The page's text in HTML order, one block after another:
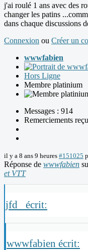
j'ai roulé 1 ans avec des
changer les patins
dans chaque discussions
Connexion ou Créer un
wwwfabien
Hors Ligne
Membre platinium
Messages : 914
Remerciements
il y a 8 ans 9 heures #151025
Réponse de wwwfabien
et VTT
jfd_ écrit:
wwwfabien écrit: